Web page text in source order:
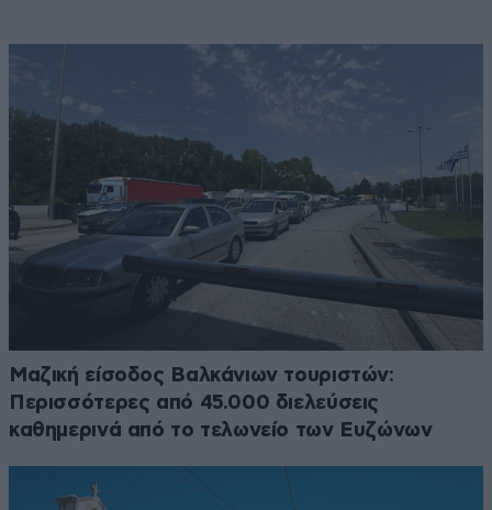
Μαζική είσοδος Βαλκάνιων τουριστών:
Περισσότερες από 45.000 διελεύσεις
καθημερινά από το τελωνείο των Ευζώνων